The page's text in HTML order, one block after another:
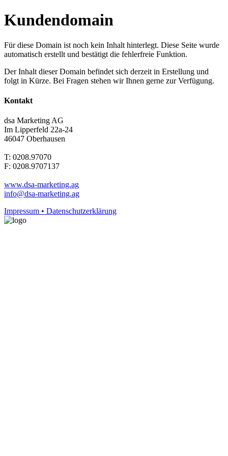
Kundendomain
Für diese Domain ist noch kein Inhalt hinterlegt. Diese Seite wurde
automatisch erstellt und bestätigt die fehlerfreie Funktion.
Der Inhalt dieser Domain befindet sich derzeit in Erstellung und
folgt in Kürze. Bei Fragen stehen wir Ihnen gerne zur Verfügung.
Kontakt
dsa Marketing AG
Im Lipperfeld 22a-24
46047 Oberhausen
T: 0208.97070
F: 0208.9707137
www.dsa-marketing.ag
info@dsa-marketing.ag
Impressum • Datenschutzerklärung